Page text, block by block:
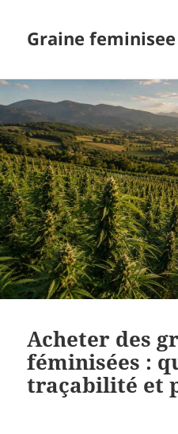
Graine feminisee
Acheter des
féminisées :
traçabilité et